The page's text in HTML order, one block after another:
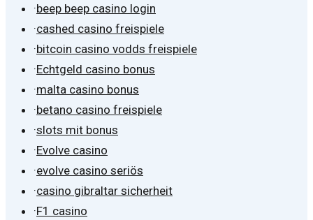
·beep beep casino login
·cashed casino freispiele
·bitcoin casino vodds freispiele
·Echtgeld casino bonus
·malta casino bonus
·betano casino freispiele
·slots mit bonus
·Evolve casino
·evolve casino seriös
·casino gibraltar sicherheit
·F1 casino